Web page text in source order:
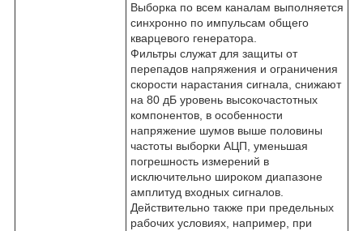
Выборка по всем каналам выполняется
синхронно по импульсам общего
кварцевого генератора.
Фильтры служат для защиты от
перепадов напряжения и ограничения
скорости нарастания сигнала, снижают
на 80 дБ уровень высокочастотных
компонентов, в особенности
напряжение шумов выше половины
частоты выборки АЦП, уменьшая
погрешность измерений в
исключительно широком диапазоне
амплитуд входных сигналов.
Действительно также при предельных
рабочих условиях, например, при